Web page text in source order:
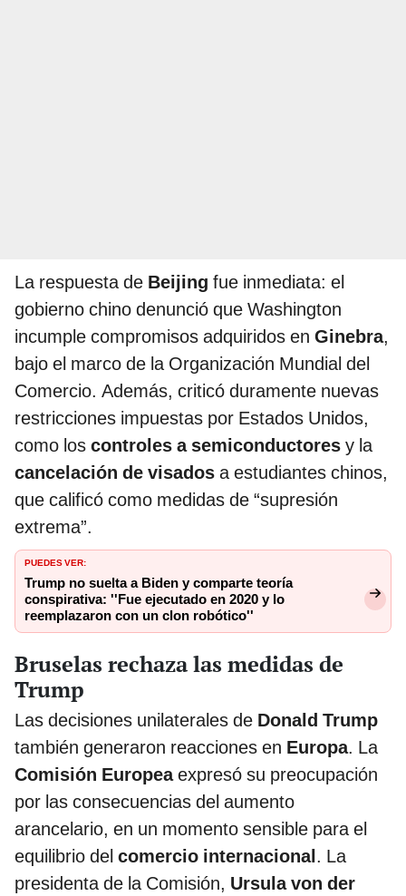
La respuesta de Beijing fue inmediata: el
gobierno chino denunció que Washington
incumple compromisos adquiridos en Ginebra,
bajo el marco de la Organización Mundial del
Comercio. Además, criticó duramente nuevas
restricciones impuestas por Estados Unidos,
como los controles a semiconductores y la
cancelación de visados a estudiantes chinos,
que calificó como medidas de “supresión
extrema”.
PUEDES VER:
Trump no suelta a Biden y comparte teoría
conspirativa: ''Fue ejecutado en 2020 y lo
reemplazaron con un clon robótico''
Bruselas rechaza las medidas de
Trump
Las decisiones unilaterales de Donald Trump
también generaron reacciones en Europa. La
Comisión Europeaexpresó su preocupación
por las consecuencias del aumento
arancelario, en un momento sensible para el
equilibrio del comercio internacional. La
presidenta de la Comisión, Ursula von der